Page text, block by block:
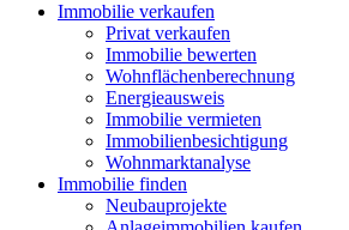
Immobilie verkaufen
Privat verkaufen
Immobilie bewerten
Wohnflächenberechnung
Energieausweis
Immobilie vermieten
Immobilienbesichtigung
Wohnmarktanalyse
Immobilie finden
Neubauprojekte